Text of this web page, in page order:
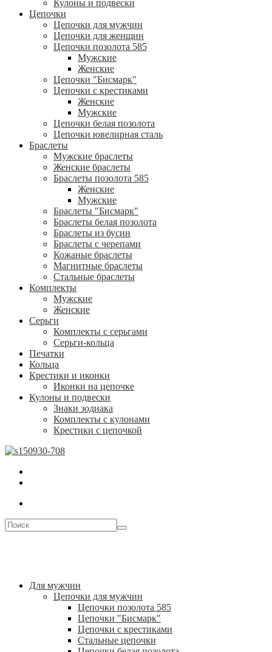
Кулоны и подвески
Цепочки
Цепочки для мужчин
Цепочки для женщин
Цепочки позолота 585
Мужские
Женские
Цепочки "Бисмарк"
Цепочки с крестиками
Женские
Мужские
Цепочки белая позолота
Цепочки ювелирная сталь
Браслеты
Мужские браслеты
Женские браслеты
Браслеты позолота 585
Женские
Мужские
Браслеты "Бисмарк"
Браслеты белая позолота
Браслеты из бусин
Браслеты с черепами
Кожаные браслеты
Магнитные браслеты
Стальные браслеты
Комплекты
Мужские
Женские
Серьги
Комплекты с серьгами
Серьги-кольца
Печатки
Кольца
Крестики и иконки
Иконки на цепочке
Кулоны и подвески
Знаки зодиака
Комплекты с кулонами
Крестики с цепочкой
Для мужчин
Цепочки для мужчин
Цепочки позолота 585
Цепочки "Бисмарк"
Цепочки с крестиками
Стальные цепочки